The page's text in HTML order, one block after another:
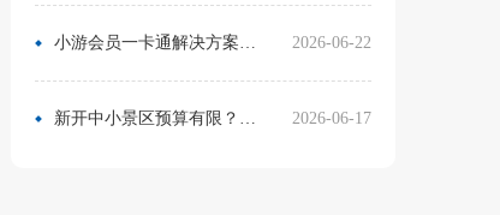
小游会员一卡通解决方案：消费游玩更省心！ 2026-06-22
新开中小景区预算有限？分 3 阶段搭建售检票系统，小游票务轻量化方案直接落地 2026-06-17